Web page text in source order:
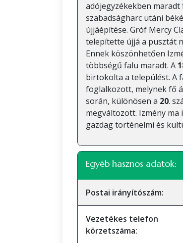
adójegyzékekben
szabadságharc utáni
újjáépítése. Gróf Mercy
telepítette újjá a pusztát
Ennek köszönhetően
többségű falu maradt. A
birtokolta a települést. A
foglalkozott, melynek fő
során, különösen a 20.
megváltozott. Izmény
gazdag történelmi és
Egyéb hasznos adatok:
Postai irányítószám:
Vezetékes telefon
körzetszáma: